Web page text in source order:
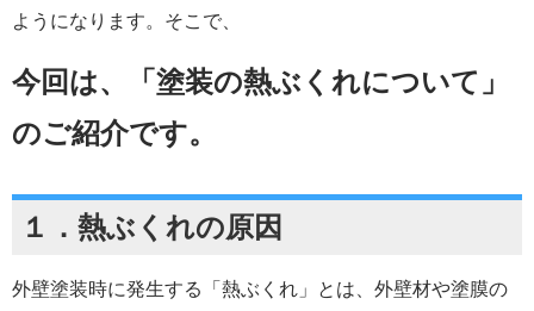
ようになります。そこで、
今回は、「塗装の熱ぶくれについて 」
のご紹介です。
１．熱ぶくれの原因
外壁塗装時に発生する「熱ぶくれ」とは、外壁材や塗膜の